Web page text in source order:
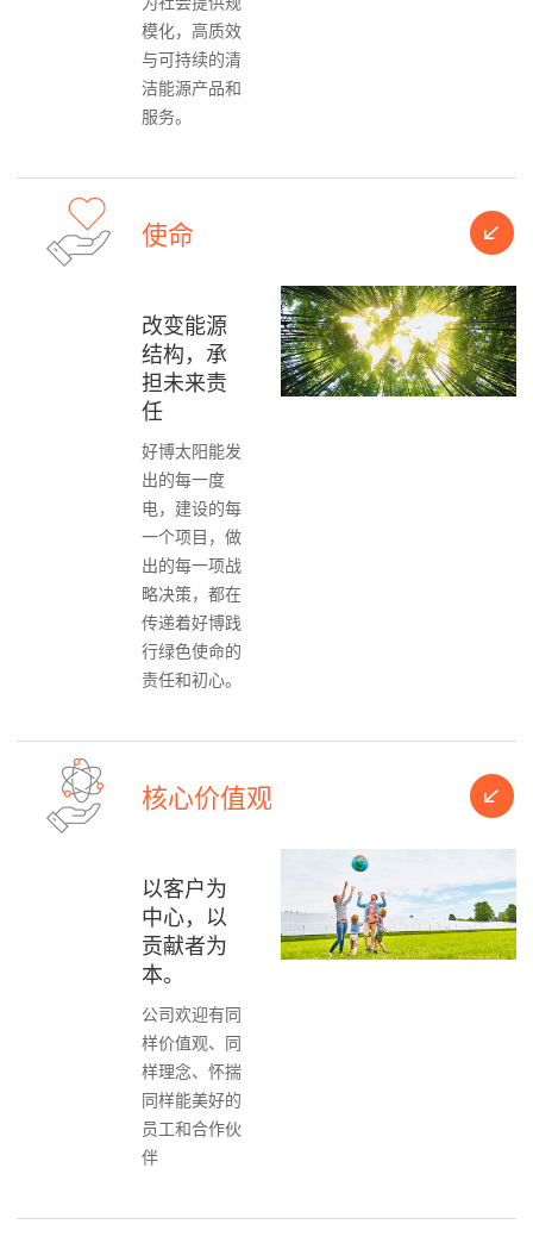
模化，高质效
与可持续的清
洁能源产品和
服务。
使命
改变能源
结构，承
担未来责
任
好博太阳能发
出的每一度
电，建设的每
一个项目，做
出的每一项战
略决策，都在
传递着好博践
行绿色使命的
责任和初心。
核心价值观
以客户为
中心，以
贡献者为
本。
公司欢迎有同
样价值观、同
样理念、怀揣
同样能美好的
员工和合作伙
伴